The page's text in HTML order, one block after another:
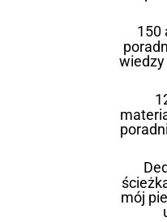
150
wiedzy
mój